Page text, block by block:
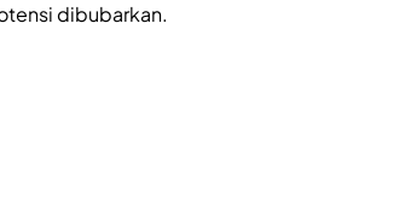
dibubarkan.